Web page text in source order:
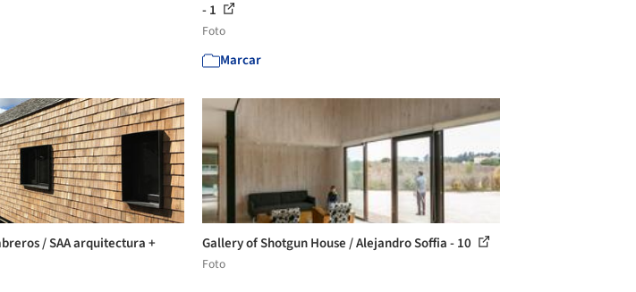
- 1
Foto
Marcar
/ SAA arquitectura +
Gallery of Shotgun House / Alejandro Soffia - 10
Foto